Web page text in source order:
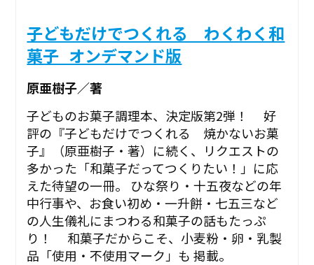
子どもだけでつくれる わくわく和
菓子_オンデマンド版
原亜樹子／著
子どものお菓子調理本、決定版第2弾！ 好
評の『子どもだけでつくれる 焼かないお菓
子』（原亜樹子・著）に続く、リクエストの
多かった「和菓子だってつくりたい！」に応
えた待望の一冊。 ひな祭り・十五夜などの年
中行事や、お食い初め・一升餅・七五三など
の人生儀礼にまつわる和菓子の話もたっぷ
り！ 和菓子だからこそ、小麦粉・卵・乳製
品「使用・不使用マーク」も 掲載。